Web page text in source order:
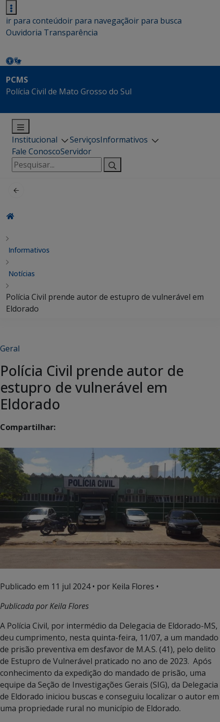
ir para conteúdoir para navegaçãoir para busca
Ouvidoria Transparência
PCMS
Polícia Civil de Mato Grosso do Sul
Institucional ServiçosInformativos
Fale ConoscoServidor
Pesquisar
por:
Informativos
Notícias
Polícia Civil prende autor de estupro de vulnerável em
Eldorado
Geral
Polícia Civil prende autor de
estupro de vulnerável em
Eldorado
Compartilhar:
Publicado em 11 jul 2024• por Keila Flores •
Publicada por Keila Flores
A Polícia Civil, por intermédio da Delegacia de Eldorado-MS,
deu cumprimento, nesta quinta-feira, 11/07, a um mandado
de prisão preventiva em desfavor de M.A.S. (41), pelo delito
de Estupro de Vulnerável praticado no ano de 2023. Após
conhecimento da expedição do mandado de prisão, uma
equipe da Seção de Investigações Gerais (SIG), da Delegacia
de Eldorado iniciou buscas e conseguiu localizar o autor em
uma propriedade rural no município de Eldorado.